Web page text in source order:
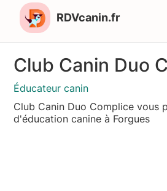
RDVcanin.fr
Club Canin Duo
Éducateur canin
Club Canin Duo Complice vous
d'éducation canine à Forgues